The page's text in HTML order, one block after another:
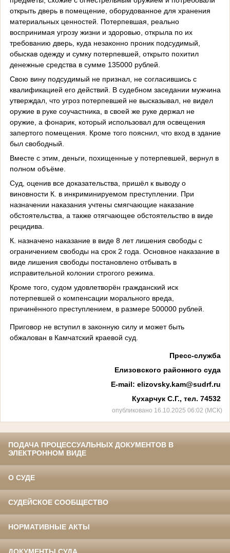
открыть дверь в помещение, оборудованное для хранения
материальных ценностей. Потерпевшая, реально
воспринимая угрозу жизни и здоровью, открыла по их
требованию дверь, куда незаконно проник подсудимый,
обыскав одежду и сумку потерпевшей, открыто похитил
денежные средства в сумме 135000 рублей.
Свою вину подсудимый не признал, не согласившись с
квалификацией его действий. В судебном заседании мужчина
утверждал, что угроз потерпевшей не высказывал, не видел
оружие в руке соучастника, в своей же руке держал не
оружие, а фонарик, который использовал для освещения
запертого помещения. Кроме того пояснил, что вход в здание
был свободный.
Вместе с этим, деньги, похищенные у потерпевшей, вернул в
полном объёме.
Суд, оценив все доказательства, пришёл к выводу о
виновности К. в инкриминируемом преступлении. При
назначении наказания учтены смягчающие наказание
обстоятельства, а также отягчающее обстоятельство в виде
рецидива.
К. назначено наказание в виде 8 лет лишения свободы с
ограничением свободы на срок 2 года. Основное наказание в
виде лишения свободы постановлено отбывать в
исправительной колонии строгого режима.
Кроме того, судом удовлетворён гражданский иск
потерпевшей о компенсации морального вреда,
причинённого преступлением, в размере 500000 рублей.
Приговор не вступил в законную силу и может быть
обжалован в Камчатский краевой суд.
Пресс-служба
Елизовского районного суда
E-mail: elizovsky.kam@sudrf.ru
Кухарчук С.Г., тел. 74532
опубликовано 16.10.2025 06:02 (МСК)
ПОДАЧА ПРОЦЕССУАЛЬНЫХ ДОКУМЕНТОВ В
ЭЛЕКТРОННОМ ВИДЕ
О СУДЕ
СУДЕЙСКОЕ СООБЩЕСТВО
НОРМАТИВНЫЕ АКТЫ